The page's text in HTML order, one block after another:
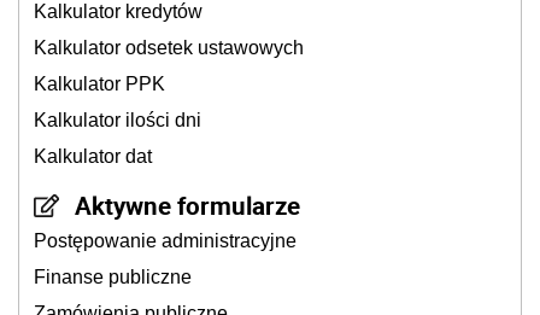
Kalkulator kredytów
Kalkulator odsetek ustawowych
Kalkulator PPK
Kalkulator ilości dni
Kalkulator dat
Aktywne formularze
Postępowanie administracyjne
Finanse publiczne